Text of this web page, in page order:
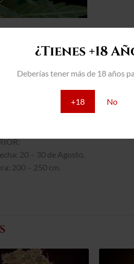
¿Tienes +18
Deberías tener más de 18 años
+18 No
500 – 600 gr/m2
20 – 30 de Agosto.
200 – 250 cm.